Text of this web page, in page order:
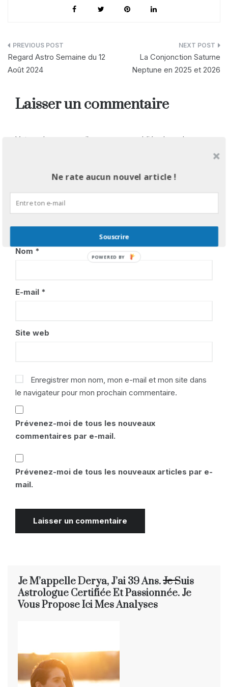
Navigation
de
Regard Astro Semaine du 12
Août 2024
La Conjonction Saturne
Neptune en 2025 et 2026
Laisser un commentaire
Votre adresse e-mail ne sera pas publiée.
Les champs
Commentaire
Nom *
E-mail *
Site web
Enregistrer mon nom, mon e-mail et mon site dans
le navigateur pour mon prochain commentaire.
Prévenez-moi de tous les nouveaux
commentaires par e-mail.
Prévenez-moi de tous les nouveaux articles par e-
mail.
Je M’appelle Derya, J’ai 39 Ans. Je Suis
Astrologue Certifiée Et Passionnée. Je
Vous Propose Ici Mes Analyses
Ne rate aucun nouvel article !
Souscrire
POWERED